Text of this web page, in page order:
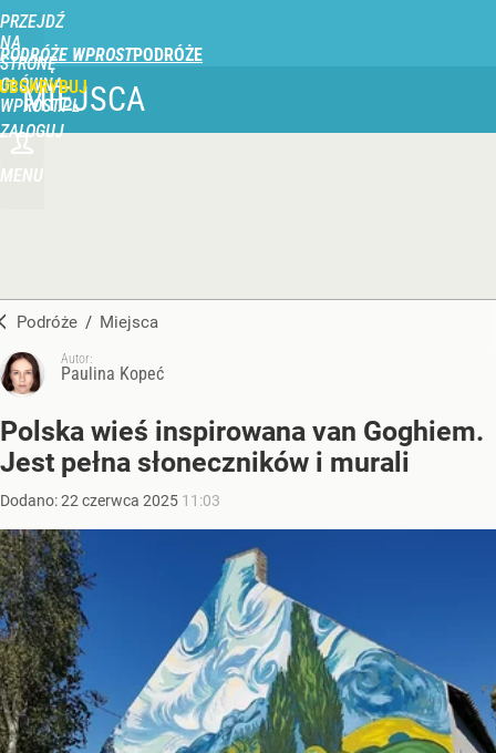
PRZEJDŹ
NA
STRONĘ
GŁÓWNĄ
WPROST.PL
PODRÓŻE WPROST
ZALOGUJ
MENU
MIEJSCA
Podróże / Miejsca
Autor:
Paulina Kopeć
Polska wieś inspirowana van Goghiem.
Jest pełna słoneczników i murali
Dodano:22 czerwca 2025 11:03